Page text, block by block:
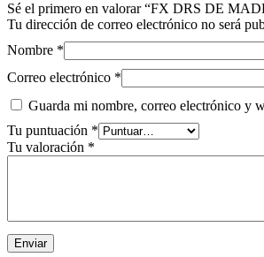
Sé el primero en valorar “FX DRS DE
Tu dirección de correo electrónico no será
Nombre *
Correo electrónico *
Guarda mi nombre, correo electrónico y
Tu puntuación *
Tu valoración *